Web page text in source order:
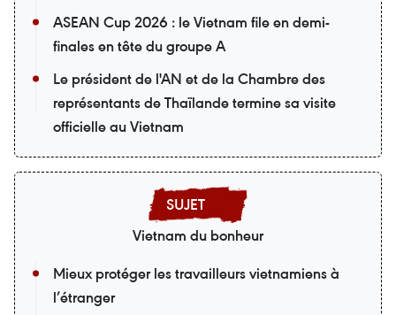
ASEAN Cup 2026 : le Vietnam file en demi-
finales en tête du groupe A
Le président de l'AN et de la Chambre des
représentants de Thaïlande termine sa visite
officielle au Vietnam
Vietnam du bonheur
Mieux protéger les travailleurs vietnamiens à
l’étranger